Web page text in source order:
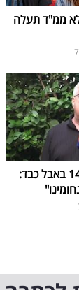
ממ"ד תעלה
יעקב ברדוגו וערוץ 14 באבל כבד: